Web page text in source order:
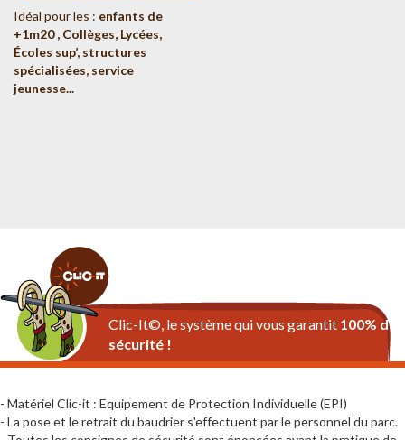
Idéal pour les : enfants de
+1m20, Collèges, Lycées,
Écoles sup’, structures
spécialisées, service
jeunesse...
Clic-It©, le système qui vous garantit 100% de
sécurité !
- Matériel Clic-it : Equipement de Protection Individuelle (EPI)
- La pose et le retrait du baudrier s'effectuent par le personnel du parc.